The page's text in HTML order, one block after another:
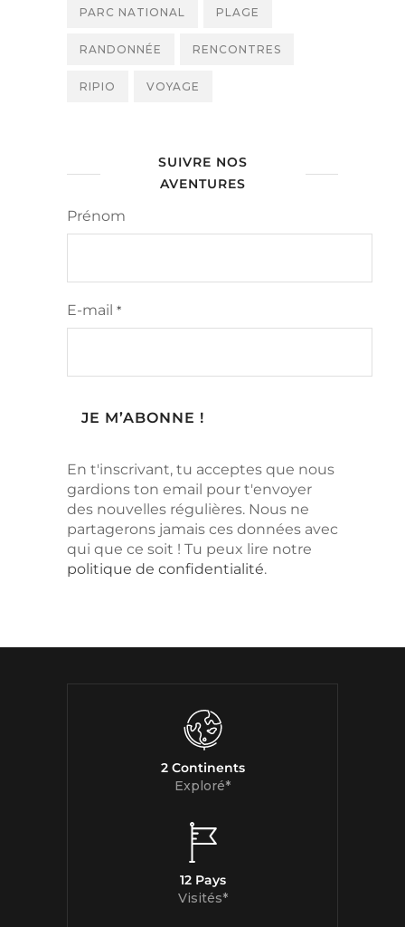
PARC NATIONAL PLAGE
RANDONNÉE RENCONTRES
RIPIO VOYAGE
SUIVRE NOS
AVENTURES
Prénom
E-mail *
En t'inscrivant, tu acceptes que nous
gardions ton email pour t'envoyer
des nouvelles régulières. Nous ne
partagerons jamais ces données avec
qui que ce soit ! Tu peux lire notre
politique de confidentialité.
2 Continents
Exploré*
12 Pays
Visités*